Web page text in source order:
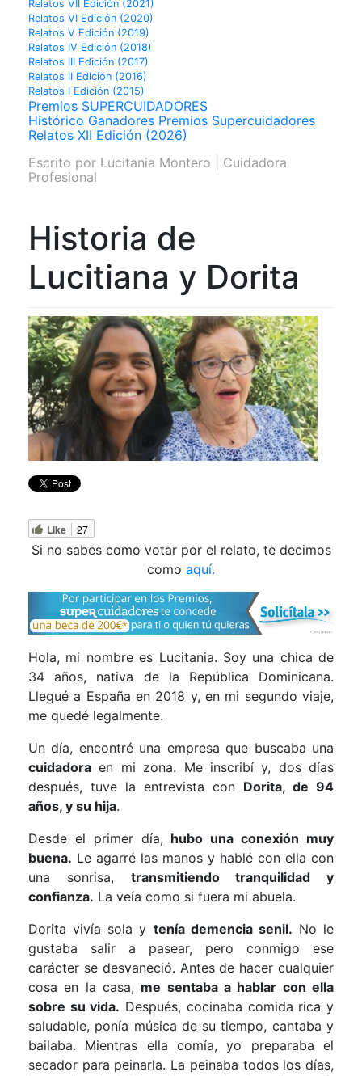
Relatos VII Edición (2021)
Relatos VI Edición (2020)
Relatos V Edición (2019)
Relatos IV Edición (2018)
Relatos III Edición (2017)
Relatos II Edición (2016)
Relatos I Edición (2015)
Premios SUPERCUIDADORES
Histórico Ganadores Premios Supercuidadores
Relatos XII Edición (2026)
Escrito por Lucitania Montero | Cuidadora
Profesional
Historia de
Lucitiana y Dorita
Like 27
Si no sabes como votar por el relato, te decimos
como aquí.
Hola, mi nombre es Lucitania. Soy una chica de
34 años, nativa de la República Dominicana.
Llegué a España en 2018 y, en mi segundo viaje,
me quedé legalmente.
Un día, encontré una empresa que buscaba una
cuidadora en mi zona. Me inscribí y, dos días
después, tuve la entrevista con Dorita, de 94
años, y su hija.
Desde el primer día, hubo una conexión muy
buena. Le agarré las manos y hablé con ella con
una sonrisa, transmitiendo tranquilidad y
confianza. La veía como si fuera mi abuela.
Dorita vivía sola y tenía demencia senil. No le
gustaba salir a pasear, pero conmigo ese
carácter se desvaneció. Antes de hacer cualquier
cosa en la casa, me sentaba a hablar con ella
sobre su vida. Después, cocinaba comida rica y
saludable, ponía música de su tiempo, cantaba y
bailaba. Mientras ella comía, yo preparaba el
secador para peinarla. La peinaba todos los días,